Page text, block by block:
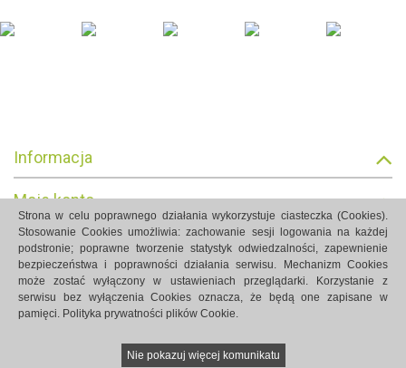
Strona w celu poprawnego działania wykorzystuje ciasteczka (Cookies).
Stosowanie Cookies umożliwia: zachowanie sesji logowania na każdej
podstronie; poprawne tworzenie statystyk odwiedzalności, zapewnienie
bezpieczeństwa i poprawności działania serwisu. Mechanizm Cookies
może zostać wyłączony w ustawieniach przeglądarki. Korzystanie z
serwisu bez wyłączenia Cookies oznacza, że będą one zapisane w
pamięci. Polityka prywatności plików Cookie.
Nie pokazuj więcej komunikatu
Informacja
Strony internetowe Białystok created by Rutcom
Moje konto
Informacja o sklepie